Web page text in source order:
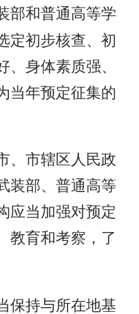
部和普通高等学
定初步核查、初
身体素质强、
当年预定征集的
、市辖区人民政
装部、普通高等
应当加强对预定
教育和考察，了
保持与所在地基